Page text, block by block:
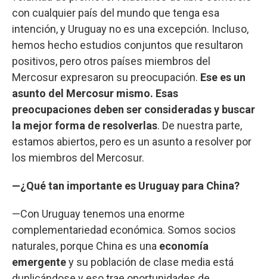
con cualquier país del mundo que tenga esa
intención, y Uruguay no es una excepción. Incluso,
hemos hecho estudios conjuntos que resultaron
positivos, pero otros países miembros del
Mercosur expresaron su preocupación. Ese es un
asunto del Mercosur mismo. Esas
preocupaciones deben ser consideradas y buscar
la mejor forma de resolverlas. De nuestra parte,
estamos abiertos, pero es un asunto a resolver por
los miembros del Mercosur.
—¿Qué tan importante es Uruguay para China?
—Con Uruguay tenemos una enorme
complementariedad económica. Somos socios
naturales, porque China es una economía
emergentey su población de clase media está